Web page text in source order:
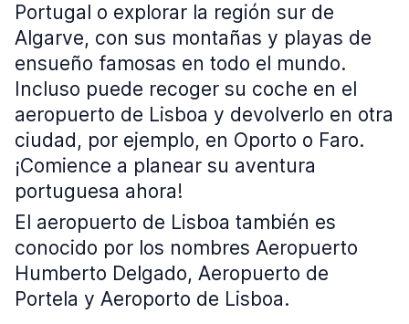
Portugal o explorar la región sur de
Algarve, con sus montañas y playas de
ensueño famosas en todo el mundo.
Incluso puede recoger su coche en el
aeropuerto de Lisboa y devolverlo en otra
ciudad, por ejemplo, en Oporto o Faro.
¡Comience a planear su aventura
portuguesa ahora!
El aeropuerto de Lisboa también es
conocido por los nombres Aeropuerto
Humberto Delgado, Aeropuerto de
Portela y Aeroporto de Lisboa.